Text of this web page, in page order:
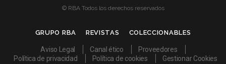
© RBA Todos los derechos reservados
GRUPO RBA REVISTAS COLECCIONABLES
Aviso Legal Canal ético
Proveedores
Política de privacidad
Política de cookies Gestionar Cookies